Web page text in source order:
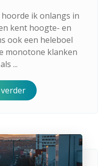
hoorde ik onlangs in
kent hoogte- en
ook een heleboel
monotone klanken
...